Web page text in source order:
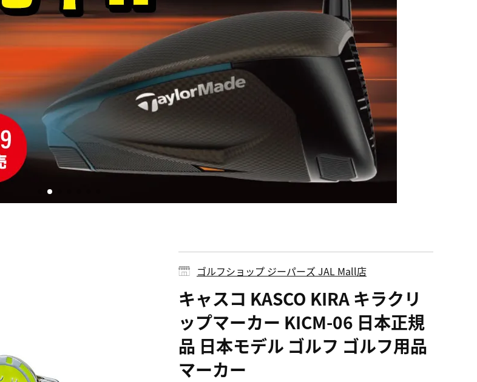
ゴルフショップ ジーパーズ JAL Mall店
キャスコ KASCO KIRA キラクリ
ップマーカー KICM-06 日本正規
品 日本モデル ゴルフ ゴルフ用品
マーカー